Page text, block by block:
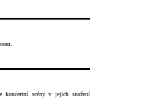
koncertní scény v jejich snažení